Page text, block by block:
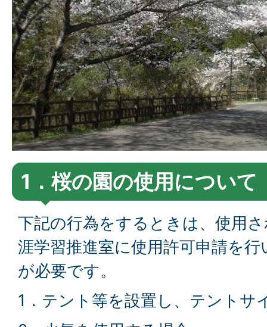
1．桜の園の使用について
下記の行為をするときは、使用
涯学習推進室に使用許可申請を
が必要です。
1．テント等を設置し、テントサ